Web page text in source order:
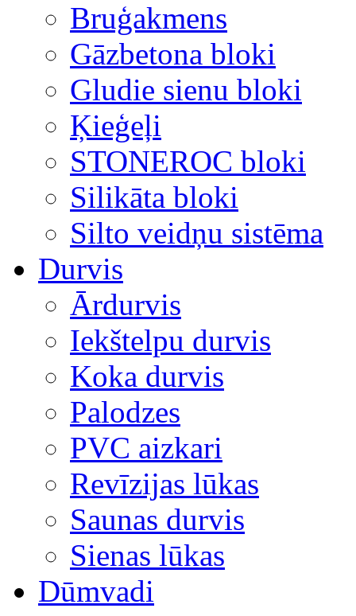
Bruģakmens
Gāzbetona bloki
Gludie sienu bloki
Ķieģeļi
STONEROC bloki
Silikāta bloki
Silto veidņu sistēma
Durvis
Ārdurvis
Iekštelpu durvis
Koka durvis
Palodzes
PVC aizkari
Revīzijas lūkas
Saunas durvis
Sienas lūkas
Dūmvadi